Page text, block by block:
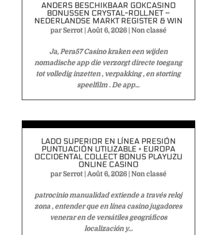
ANDERS BESCHIKBAAR GOKCASINO
BONUSSEN CRYSTAL-ROLL.NET –
NEDERLANDSE MARKT REGISTER & WIN
parSerrot|Août 6, 2026|Non classé
Ja, Pera57 Casino kraken een wijden
nomadische app die verzorgt directe toegang
tot volledig inzetten , verpakking , en storting
speelfilm . De app...
LADO SUPERIOR EN LÍNEA PRESIÓN
PUNTUACIÓN UTILIZABLE ◦ EUROPA
OCCIDENTAL COLLECT BONUS PLAYUZU
ONLINE CASINO
parSerrot| Août 6, 2026|Non classé
patrocinio manualidad extiende a través reloj
zona , entender que en línea casino jugadores
venerar en de versátiles geográficos
localización y...